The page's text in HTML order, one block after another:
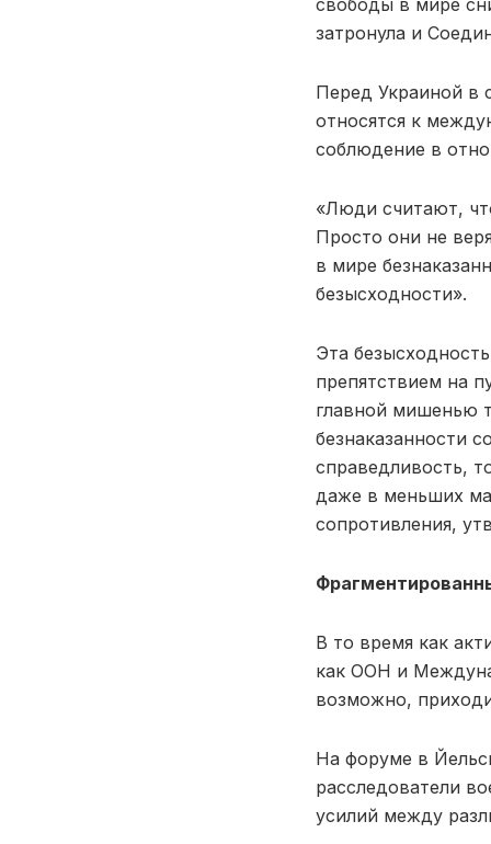
свободы в мире
затронула и
Перед Украиной в
относятся к
соблюдение в
«Люди считают,
Просто они не
в мире
безысходности».
Эта
препятствием на
главной мишенью
безнаказанности
справедливость,
даже в меньших
сопротивления,
В то время как
как ООН и
возможно,
На форуме в
расследователи
усилий между